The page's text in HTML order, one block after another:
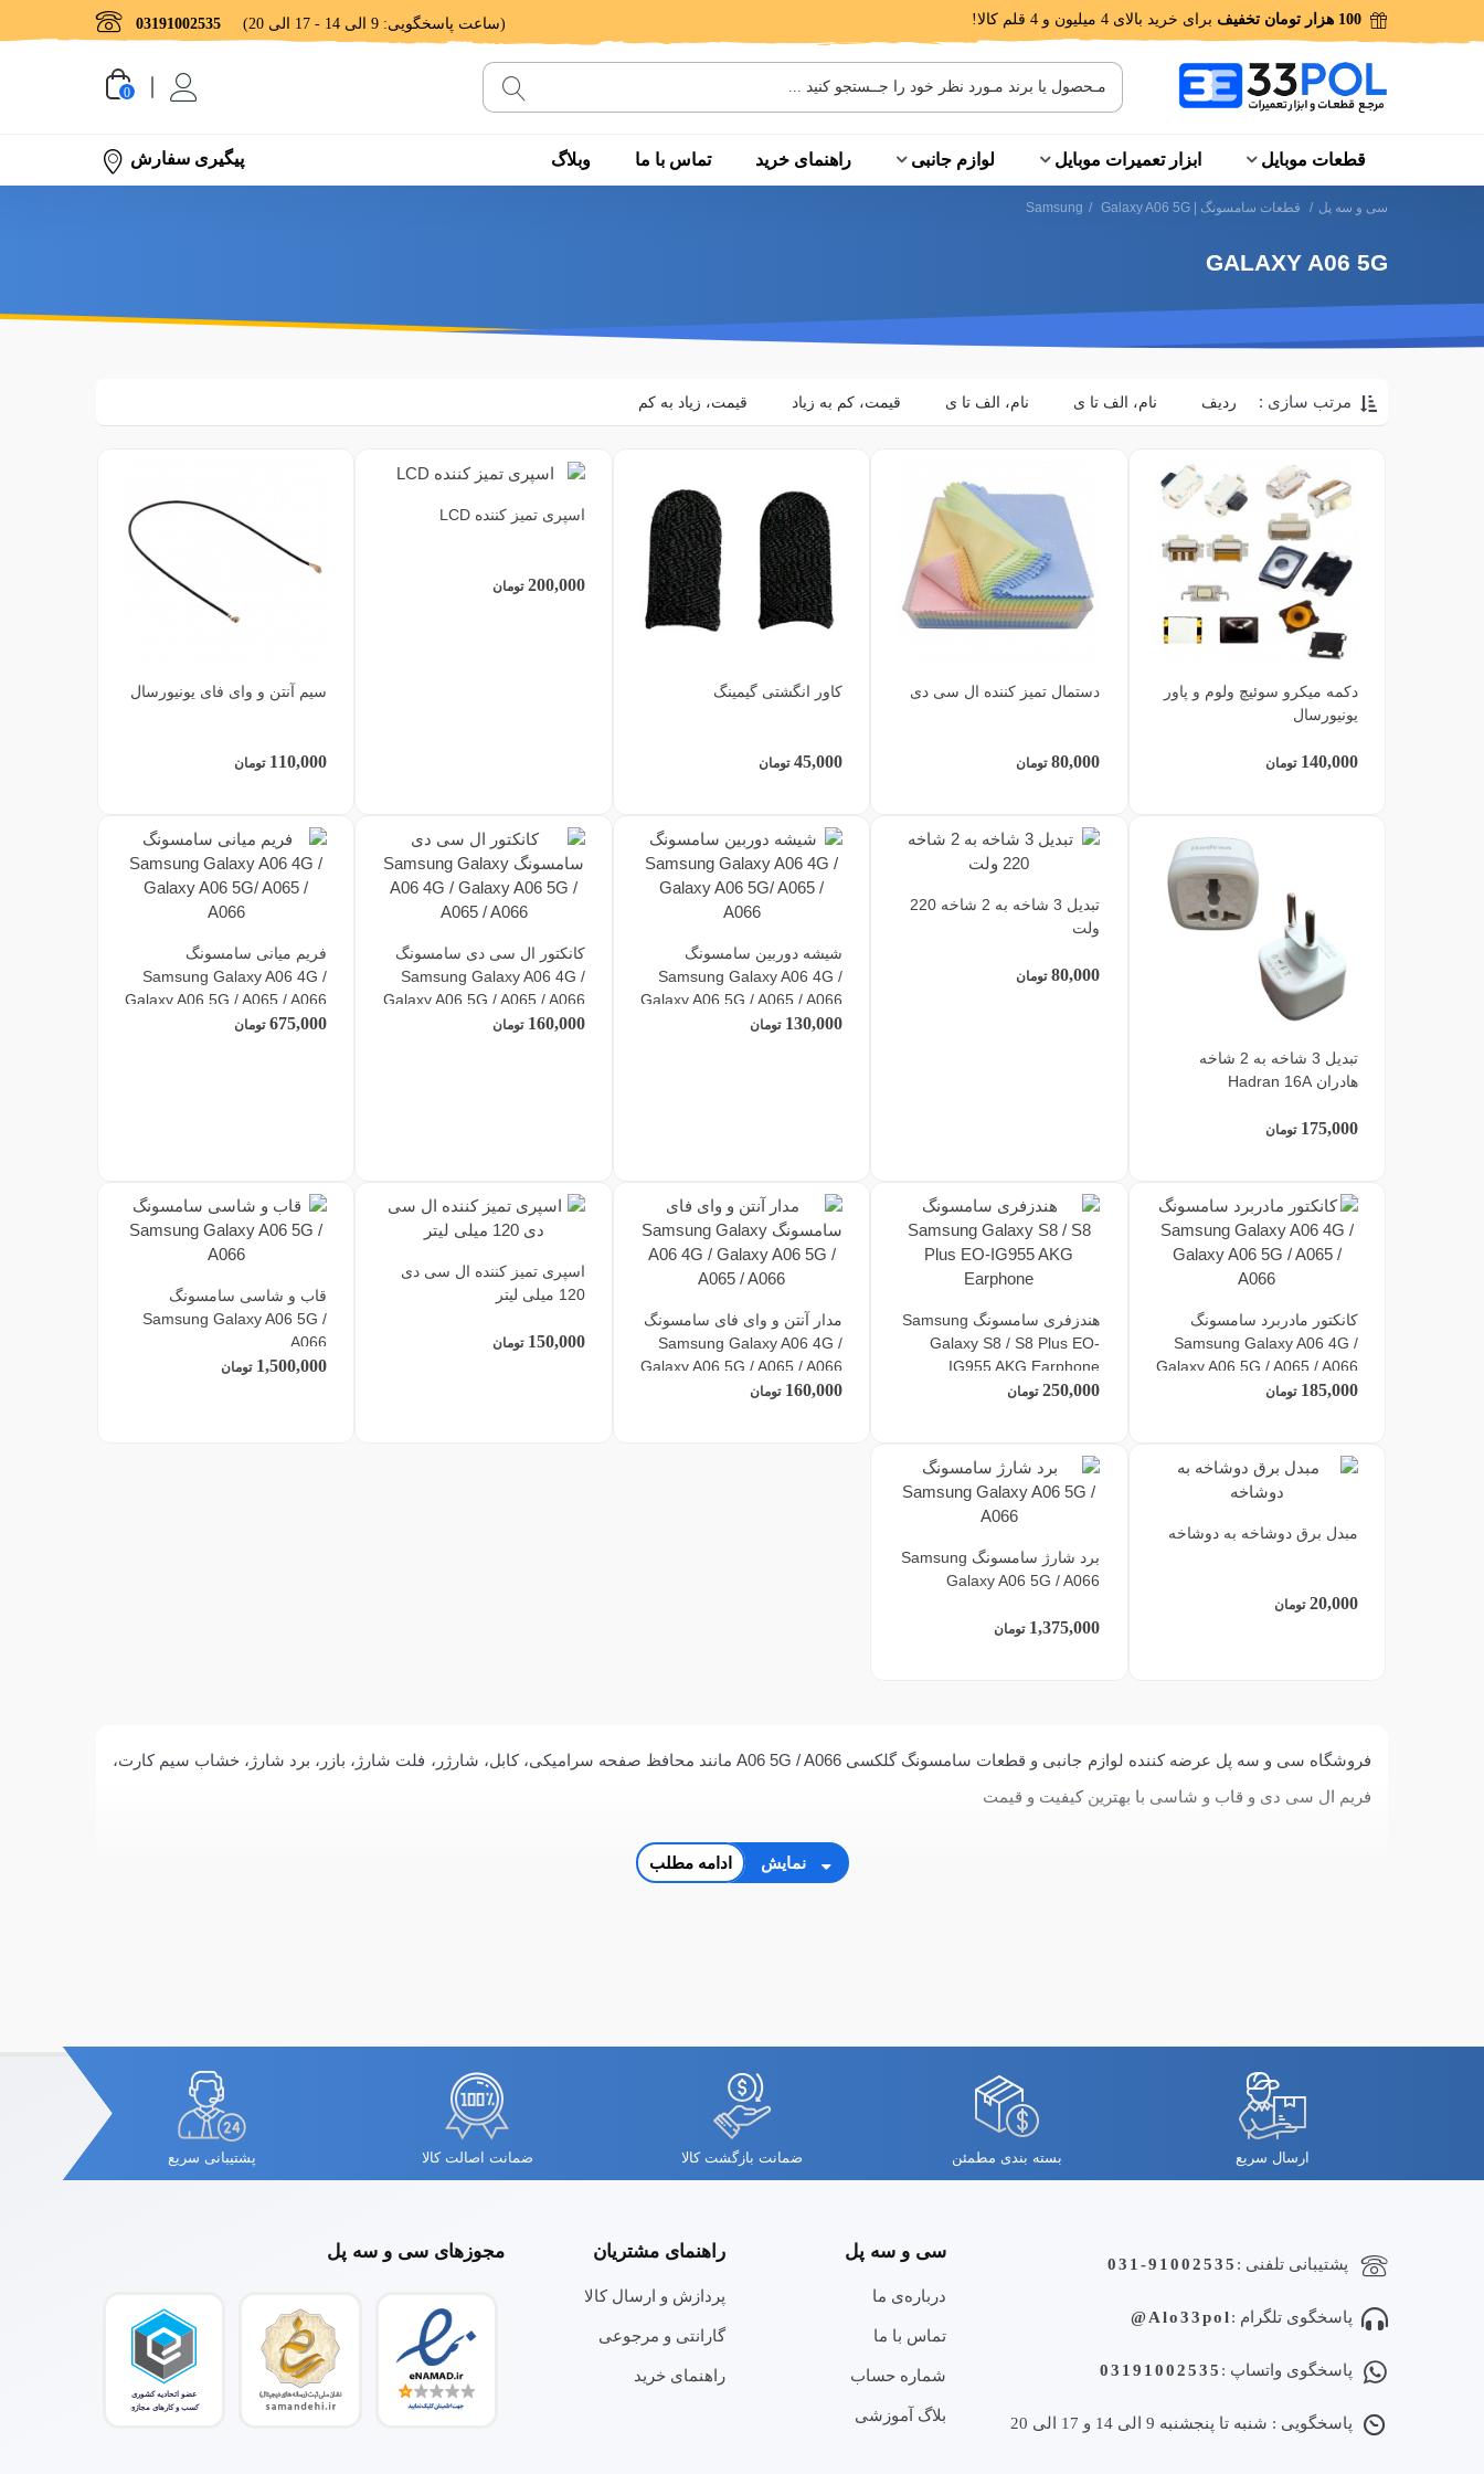
100 هزار تومان تخفیف برای خرید بالای 4 میلیون و 4 قلم کالا! 03191002535 (ساعت پاسخگویی: 9 الی 14 - 17 الی 20)
0
قطعات موبایل ابزار تعمیرات موبایل لوازم جانبی راهنمای خرید تماس با ما وبلاگ پیگیری سفارش
سی و سه پل / قطعات سامسونگ | Samsung / Galaxy A06 5G
GALAXY A06 5G
مرتب سازی : ردیف نام، الف تا ی نام، الف تا ی قیمت، کم به زیاد قیمت، زیاد به کم
دکمه میکرو سوئیچ ولوم و پاور
یونیورسال
140,000 تومان
دستمال تمیز کننده ال سی دی
80,000 تومان
کاور انگشتی گیمینگ
45,000 تومان
اسپری تمیز کننده LCD
200,000 تومان
سیم آنتن و وای فای یونیورسال
110,000 تومان
تبدیل 3 شاخه به 2 شاخه
هادران Hadran 16A
175,000 تومان
تبدیل 3 شاخه به 2 شاخه 220
ولت
80,000 تومان
شیشه دوربین سامسونگ
Samsung Galaxy A06 4G /
Galaxy A06 5G / A065 / A066
130,000 تومان
کانکتور ال سی دی سامسونگ
Samsung Galaxy A06 4G /
Galaxy A06 5G / A065 / A066
160,000 تومان
فریم میانی سامسونگ
Samsung Galaxy A06 4G /
Galaxy A06 5G / A065 / A066
675,000 تومان
کانکتور مادربرد سامسونگ
Samsung Galaxy A06 4G /
Galaxy A06 5G / A065 / A066
185,000 تومان
هندزفری سامسونگ Samsung
Galaxy S8 / S8 Plus EO-
IG955 AKG Earphone
250,000 تومان
مدار آنتن و وای فای سامسونگ
Samsung Galaxy A06 4G /
Galaxy A06 5G / A065 / A066
160,000 تومان
اسپری تمیز کننده ال سی دی
120 میلی لیتر
150,000 تومان
قاب و شاسی سامسونگ
Samsung Galaxy A06 5G /
A066
1,500,000 تومان
مبدل برق دوشاخه به دوشاخه
20,000 تومان
برد شارژ سامسونگ Samsung
Galaxy A06 5G / A066
1,375,000 تومان
فروشگاه سی و سه پل عرضه کننده لوازم جانبی و قطعات سامسونگ گلکسی A06 5G / A066 مانند محافظ صفحه سرامیکی، کابل، شارژر، فلت شارژ، بازر، برد شارژ، خشاب سیم کارت،
فریم ال سی دی و قاب و شاسی با بهترین کیفیت و قیمت
نمایش ادامه مطلب
ارسال سریع بسته بندی مطمئن ضمانت بازگشت کالا ضمانت اصالت کالا پشتیبانی سریع
پشتیبانی تلفنی : 031-91002535
پاسخگوی تلگرام :Alo33pol@
پاسخگوی واتساپ : 03191002535
پاسخگویی : شنبه تا پنجشنبه 9 الی 14 و 17 الی 20
سی و سه پل
درباره‌ی ما
تماس با ما
شماره حساب
بلاگ آموزشی
راهنمای مشتریان
پردازش و ارسال کالا
گارانتی و مرجوعی
راهنمای خرید
مجوزهای سی و سه پل